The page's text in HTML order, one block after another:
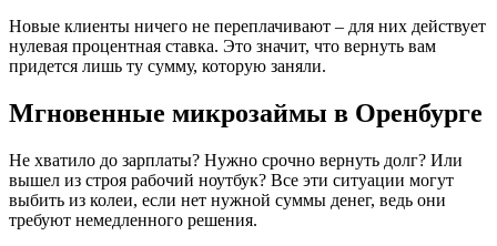
Новые клиенты ничего не переплачивают – для них действует
нулевая процентная ставка. Это значит, что вернуть вам
придется лишь ту сумму, которую заняли.
Мгновенные микрозаймы в Оренбурге
Не хватило до зарплаты? Нужно срочно вернуть долг? Или
вышел из строя рабочий ноутбук? Все эти ситуации могут
выбить из колеи, если нет нужной суммы денег, ведь они
требуют немедленного решения.